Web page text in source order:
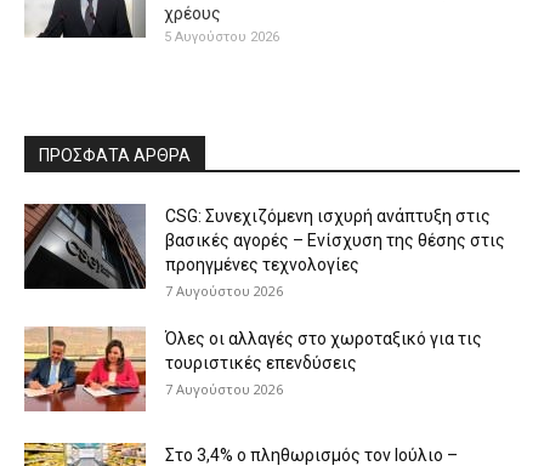
χρέους
5 Αυγούστου 2026
ΠΡΟΣΦΑΤΑ ΑΡΘΡΑ
CSG: Συνεχιζόμενη ισχυρή ανάπτυξη στις
βασικές αγορές – Ενίσχυση της θέσης στις
προηγμένες τεχνολογίες
7 Αυγούστου 2026
Όλες οι αλλαγές στο χωροταξικό για τις
τουριστικές επενδύσεις
7 Αυγούστου 2026
Στο 3,4% ο πληθωρισμός τον Ιούλιο –